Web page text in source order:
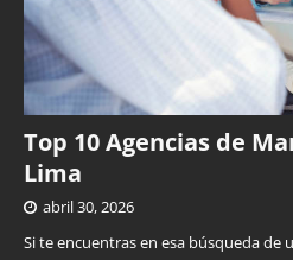
Top 10 Agencias de
Lima
abril 30, 2026
Si te encuentras en esa búsqueda de